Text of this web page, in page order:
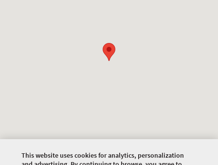
This website uses cookies for analytics, personalization